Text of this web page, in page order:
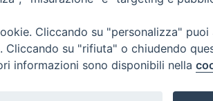
Cliccando su "personalizza"
su "rifiuta" o chiudendo
informazioni sono disponibili nella